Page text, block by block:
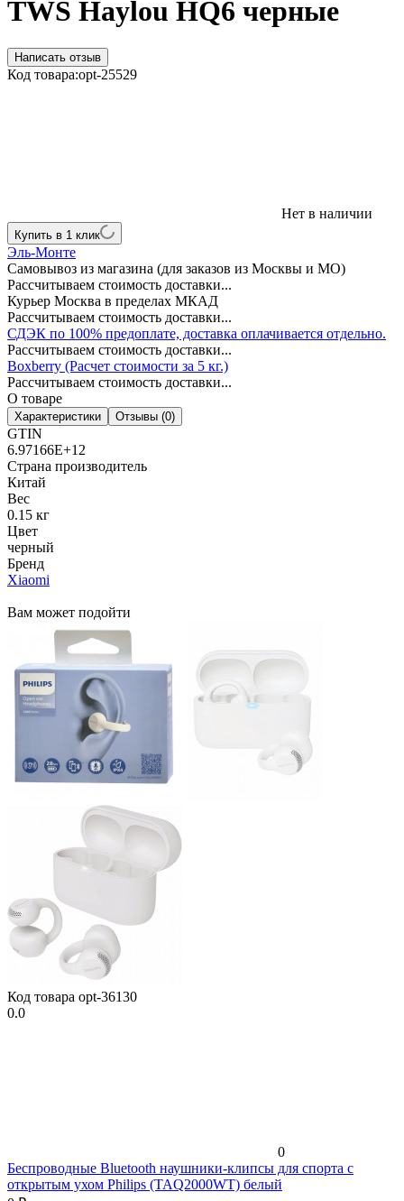
TWS Haylou HQ6 черные
Написать отзыв
Код товара:opt-25529
Нет в наличии
Купить в 1 клик
Эль-Монте
Самовывоз из магазина (для заказов из Москвы и МО)
Рассчитываем стоимость доставки...
Курьер Москва в пределах МКАД
Рассчитываем стоимость доставки...
СДЭК по 100% предоплате, доставка оплачивается отдельно.
Рассчитываем стоимость доставки...
Boxberry (Расчет стоимости за 5 кг.)
Рассчитываем стоимость доставки...
О товаре
Характеристики Отзывы (0)
GTIN
6.97166E+12
Страна производитель
Китай
Вес
0.15 кг
Цвет
черный
Бренд
Xiaomi
Вам может подойти
Код товара opt-36130
0.0
0
Беспроводные Bluetooth наушники-клипсы для спорта с
открытым ухом Philips (TAQ2000WT) белый